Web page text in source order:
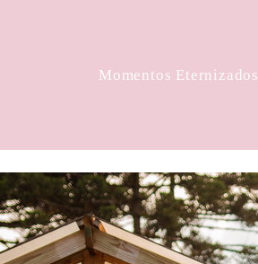
Momentos Eternizados